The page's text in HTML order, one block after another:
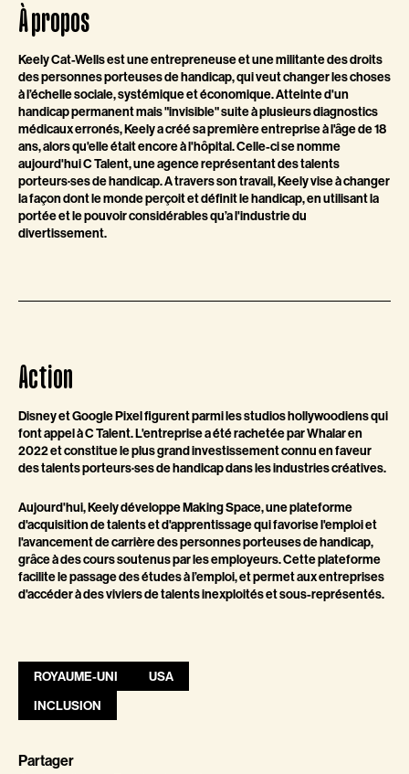
À propos
Keely Cat-Wells est une entrepreneuse et une militante des droits
des personnes porteuses de handicap, qui veut changer les choses
à l’échelle sociale, systémique et économique. Atteinte d'un
handicap permanent mais "invisible" suite à plusieurs diagnostics
médicaux erronés, Keely a créé sa première entreprise à l'âge de 18
ans, alors qu'elle était encore à l'hôpital. Celle-ci se nomme
aujourd'hui C Talent, une agence représentant des talents
porteurs·ses de handicap. A travers son travail, Keely vise à changer
la façon dont le monde perçoit et définit le handicap, en utilisant la
portée et le pouvoir considérables qu’a l'industrie du
divertissement.
Action
Disney et Google Pixel figurent parmi les studios hollywoodiens qui
font appel à C Talent. L'entreprise a été rachetée par Whalar en
2022 et constitue le plus grand investissement connu en faveur
des talents porteurs·ses de handicap dans les industries créatives.
Aujourd'hui, Keely développe Making Space, une plateforme
d'acquisition de talents et d'apprentissage qui favorise l'emploi et
l'avancement de carrière des personnes porteuses de handicap,
grâce à des cours soutenus par les employeurs. Cette plateforme
facilite le passage des études à l’emploi, et permet aux entreprises
d'accéder à des viviers de talents inexploités et sous-représentés.
ROYAUME-UNI
USA
INCLUSION
Partager